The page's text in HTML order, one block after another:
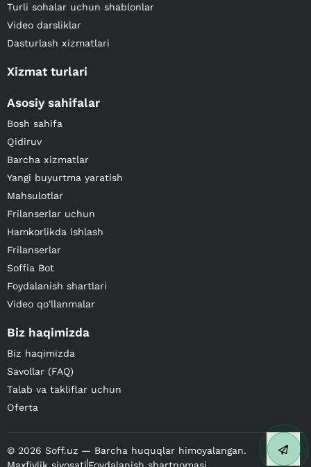
Turli sohalar uchun shablonlar
Video darsliklar
Dasturlash xizmatlari
Xizmat turlari
Asosiy sahifalar
Bosh sahifa
Qidiruv
Barcha xizmatlar
Yangi buyurtma yaratish
Mahsulotlar
Frilanserlar uchun
Hamkorlikda ishlash
Frilanserlar
Soffia Bot
Foydalanish shartlari
Video qo'llanmalar
Biz haqimizda
Biz haqimizda
Savollar (FAQ)
Talab va takliflar uchun
Oferta
© 2026 Soff.uz — Barcha huquqlar himoyalangan.